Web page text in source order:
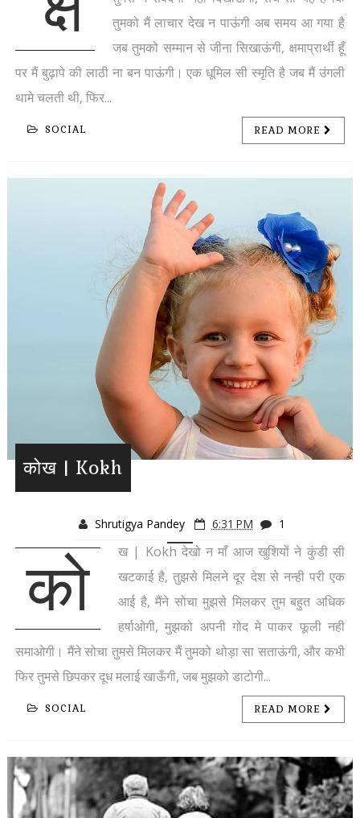
तुमको मैं लाचार देख न पाऊंगी अब समय आ गया है
जब तुमको सम्मान से जीना सिखाऊंगी, क्षमाप्रार्थी हूँ
पर मैं बुढ़ापे की लाठी ना बन पाऊंगी। एक धूमिल सी स्मृति है जब मैं उंगली
थामे चलती थी, फिर...
SOCIAL READ MORE
कोख | Kokh
Shrutigya Pandey 6:31 PM 1
को
ख | Kokh देखो न माँ आज खुशियों ने कुंडी सी
खटकाई है, तुझसे मिलने दूर देश से नन्ही परी एक
आई है, मैंने सोचा मुझसे मिलकर तुम बहुत अधिक
हर्षाओगी, मुझको अपनी गोद मे पाकर फूली नही
समाओगी। मैंने सोचा तुमसे मिलकर मैं तुमको थोड़ा सा सताऊंगी, और कभी
फिर तुमसे छिपकर दूध मलाई खाऊँगी, जब मुझको डाटोगी...
SOCIAL READ MORE